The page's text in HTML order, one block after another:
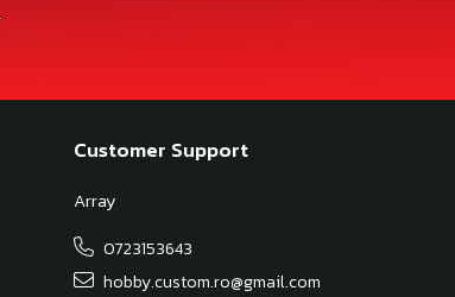
Customer Support
Array
0723153643
hobby.custom.ro@gmail.com